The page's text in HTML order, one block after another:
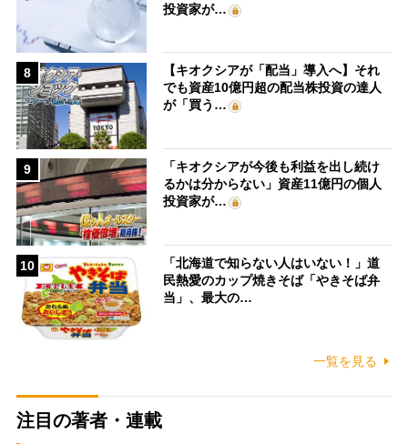
投資家が…
8
【キオクシアが「配当」導入へ】それ
でも資産10億円超の配当株投資の達人
が「買う…
9
「キオクシアが今後も利益を出し続け
るかは分からない」資産11億円の個人
投資家が…
10
「北海道で知らない人はいない！」道
民熱愛のカップ焼きそば「やきそば弁
当」、最大の…
一覧を見る
注目の著者・連載